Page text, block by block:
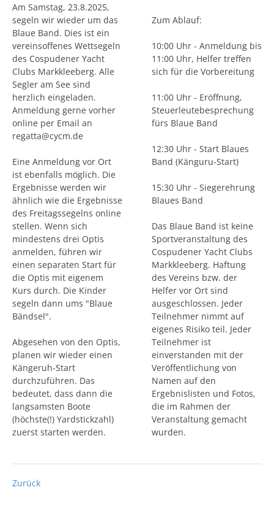
Am Samstag, 23.8.2025,
segeln wir wieder um das
Blaue Band. Dies ist ein
vereinsoffenes Wettsegeln
des Cospudener Yacht
Clubs Markkleeberg. Alle
Segler am See sind
herzlich eingeladen.
Anmeldung gerne vorher
online per Email an
regatta@cycm.de
Eine Anmeldung vor Ort
ist ebenfalls möglich. Die
Ergebnisse werden wir
ähnlich wie die Ergebnisse
des Freitagssegelns online
stellen. Wenn sich
mindestens drei Optis
anmelden, führen wir
einen separaten Start für
die Optis mit eigenem
Kurs durch. Die Kinder
segeln dann ums "Blaue
Bändsel".
Abgesehen von den Optis,
planen wir wieder einen
Kängeruh-Start
durchzuführen. Das
bedeutet, dass dann die
langsamsten Boote
(höchste(!) Yardstickzahl)
zuerst starten werden.
Zum Ablauf:
10:00 Uhr - Anmeldung bis
11:00 Uhr, Helfer treffen
sich für die Vorbereitung
11:00 Uhr - Eröffnung,
Steuerleutebesprechung
fürs Blaue Band
12:30 Uhr - Start Blaues
Band (Känguru-Start)
15:30 Uhr - Siegerehrung
Blaues Band
Das Blaue Band ist keine
Sportveranstaltung des
Cospudener Yacht Clubs
Markkleeberg. Haftung
des Vereins bzw. der
Helfer vor Ort sind
ausgeschlossen. Jeder
Teilnehmer nimmt auf
eigenes Risiko teil. Jeder
Teilnehmer ist
einverstanden mit der
Veröffentlichung von
Namen auf den
Ergebnislisten und Fotos,
die im Rahmen der
Veranstaltung gemacht
wurden.
Zurück